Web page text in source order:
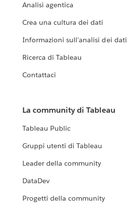
Analisi agentica
Crea una cultura dei dati
Informazioni sull'analisi dei dati
Ricerca di Tableau
Contattaci
La community di Tableau
Tableau Public
Gruppi utenti di Tableau
Leader della community
DataDev
Progetti della community